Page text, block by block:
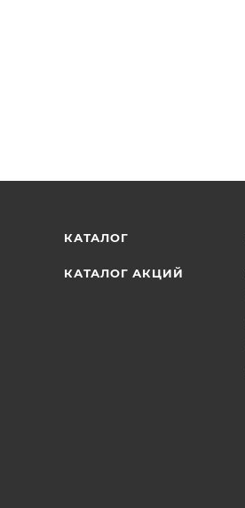
КАТАЛОГ
КАТАЛОГ АКЦИЙ